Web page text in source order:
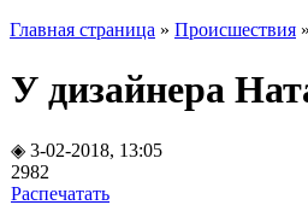
Главная страница » Происшествия
У дизайнера
◈ 3-02-2018, 13:05
2982
Распечатать